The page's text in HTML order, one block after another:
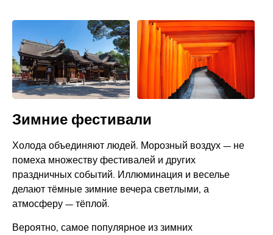
Зимние фестивали
Холода объединяют людей. Морозный воздух — не
помеха множеству фестивалей и других
праздничных событий. Иллюминация и веселье
делают тёмные зимние вечера светлыми, а
атмосферу — тёплой.
Вероятно, самое популярное из зимних